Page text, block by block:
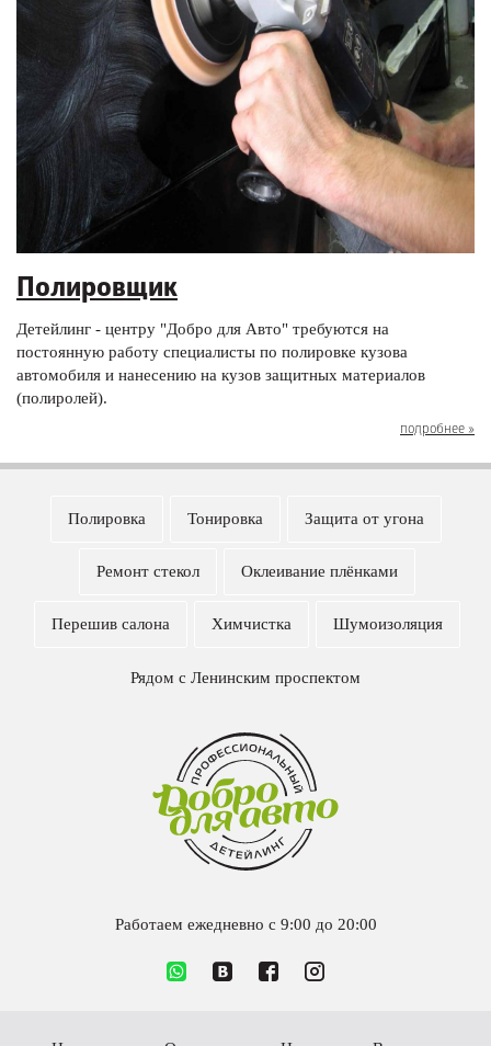
Полировщик
Детейлинг - центру "Добро для Авто" требуются на
постоянную работу специалисты по полировке кузова
автомобиля и нанесению на кузов защитных материалов
(полиролей).
подробнее »
Полировка Тонировка Защита от угона
Ремонт стекол Оклеивание плёнками
Перешив салона Химчистка Шумоизоляция
Рядом c Ленинским проспектом
Работаем ежедневно c 9:00 до 20:00